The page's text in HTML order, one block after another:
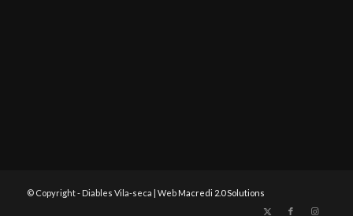
© Copyright - Diables Vila-seca | Web Macredi 2.0 Solutions